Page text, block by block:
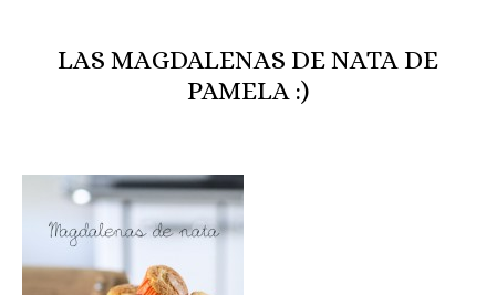
LAS MAGDALENAS DE NATA DE
PAMELA :)